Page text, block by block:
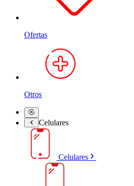
Ofertas
Otros
Celulares
Celulares